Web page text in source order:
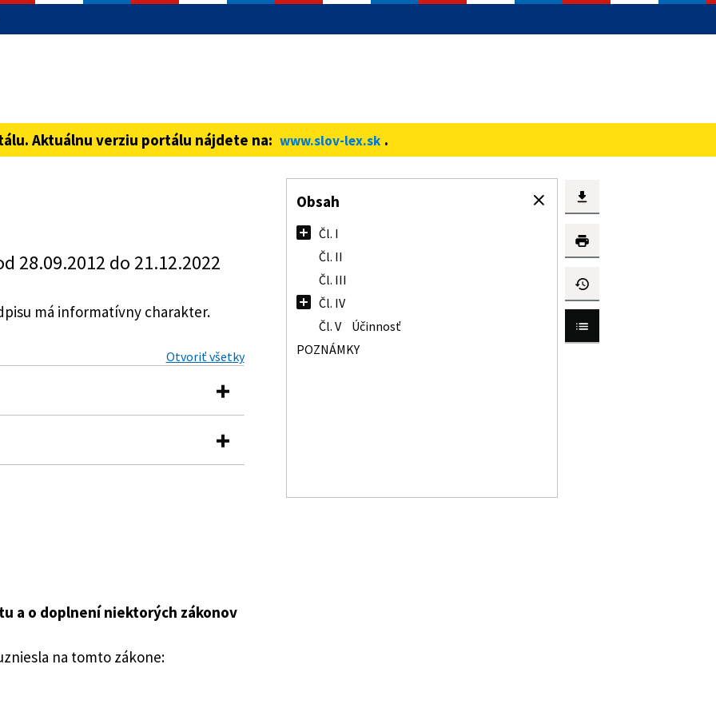
iba cez zabezpečenú
Aktuálnu verziu portálu nájdete na: www.slov-lex.sk .
28.09.2012 do 21.12.2022
má informatívny charakter.
Obsah
Čl. I
Čl. II
Čl. III
Čl. IV
Čl. V
Účinnosť
POZNÁMKY
Otvoriť všetky
pre stabilitu a o doplnení
2002 Z. z. o Štátnej pokladnici a o
a ktorým sa mení zákon č.
mechanizme pre stabilitu a
a o doplnení niektorých zákonov
na tomto zákone: